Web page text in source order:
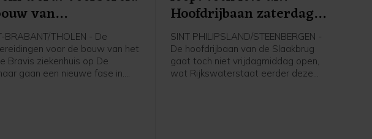
van
ziekenhuis
BRABANT/THOLEN - De
voor de bouw van het
Bravis ziekenhuis op De
gaan een nieuwe fase in.
Hoofdrijbaan zaterdag
pas open
SINT PHILIPSLAND/STEENBERGEN -
De hoofdrijbaan van de Slaakbrug
gaat toch niet vrijdagmiddag open,
wat Rijkswaterstaat eerder deze